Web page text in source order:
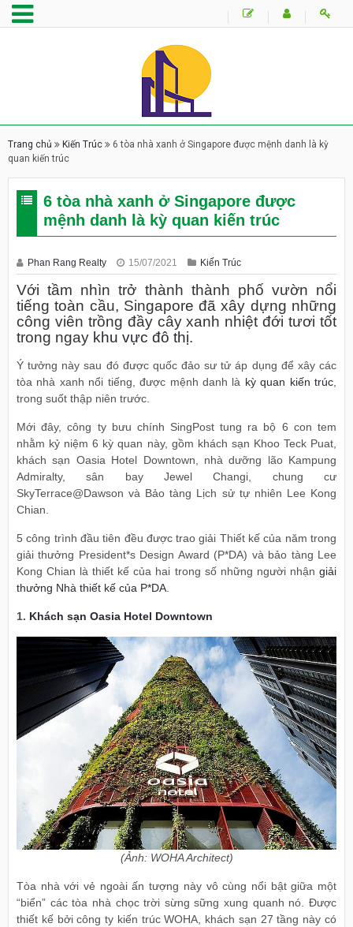
Trang chủ Kiến Trúc
6 tòa nhà xanh ở Singapore được mệnh danh là kỳ
quan kiến trúc
6 tòa nhà xanh ở Singapore được
mệnh danh là kỳ quan kiến trúc
Phan Rang Realty 15/07/2021 Kiến Trúc
Với tầm nhìn trở thành thành phố vườn nổi
tiếng toàn cầu, Singapore đã xây dựng những
công viên trồng đầy cây xanh nhiệt đới tươi tốt
trong ngay khu vực đô thị.
Ý tưởng này sau đó được quốc đảo sư tử áp dụng để xây các
tòa nhà xanh nổi tiếng, được mệnh danh là kỳ quan kiến trúc
trong suốt thập niên trước.
Mới đây, công ty bưu chính SingPost tung ra bộ 6 con tem
nhằm kỷ niệm 6 kỳ quan này, gồm khách sạn Khoo Teck Puat,
khách sạn Oasia Hotel Downtown, nhà dưỡng lão Kampung
Admiralty, sân bay Jewel Changi, chung cư
SkyTerrace@Dawson và Bảo tàng Lịch sử tự nhiên Lee Kong
Chian.
5 công trình đầu tiên đều được trao giải Thiết kế của năm trong
giải thưởng President*s Design Award (P*DA) và bảo tàng Lee
Kong Chian là thiết kế của hai trong số những người nhận giải
thưởng Nhà thiết kế của P*DA
1. Khách sạn Oasia Hotel Downtown
(Ảnh: WOHA Architect)
Tòa nhà với vẻ ngoài ấn tượng này vô cùng nổi bật giữa một
“biển” các tòa nhà chọc trời sừng sững xung quanh nó. Được
thiết kế bởi công ty kiến trúc WOHA, khách sạn 27 tầng này có